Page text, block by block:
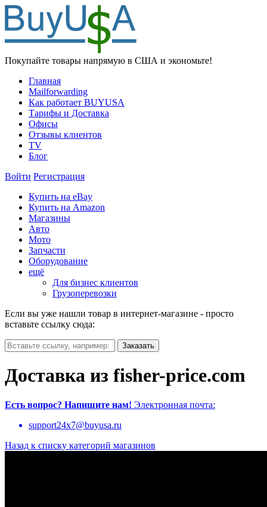
Покупайте товары напрямую в США и экономьте!
Главная
Mailforwarding
Как работает BUYUSA
Тарифы и Доставка
Офисы
Отзывы клиентов
TV
Блог
Войти Регистрация
Купить на eBay
Купить на Amazon
Магазины
Авто
Мото
Запчасти
Оборудование
ещё
Для бизнес клиентов
Грузоперевозки
Если вы уже нашли товар в интернет-магазине - просто
вставьте ссылку сюда:
Доставка из fisher-price.com
Есть вопрос? Напишите нам! Электронная почта:
support24x7@buyusa.ru
Назад к списку категорий магазинов